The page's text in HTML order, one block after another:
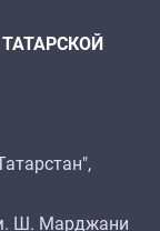
Ш. Марджани